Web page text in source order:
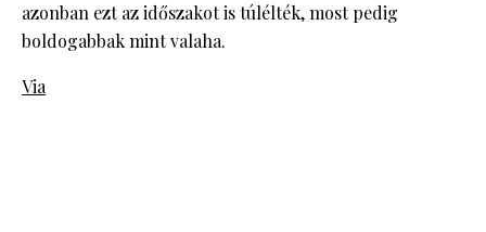
azonban ezt az időszakot is túlélték, most pedig
boldogabbak mint valaha.
Via